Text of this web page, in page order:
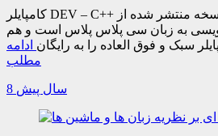
کامپایلر DEV – C++ نسخه 5.6.3 جدیدترین نسخه منتشر شده از
به زبان سی پلاس پلاس است و هم
سبک و فوق العاده را به رایگان ادامه
مطلب
8 سال پیش